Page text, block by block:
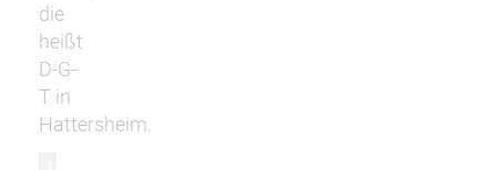
die
heißt
D-G-
T in
Hattersheim.